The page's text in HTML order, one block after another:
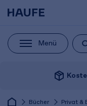
Menü
package_2
Bücher Privat &